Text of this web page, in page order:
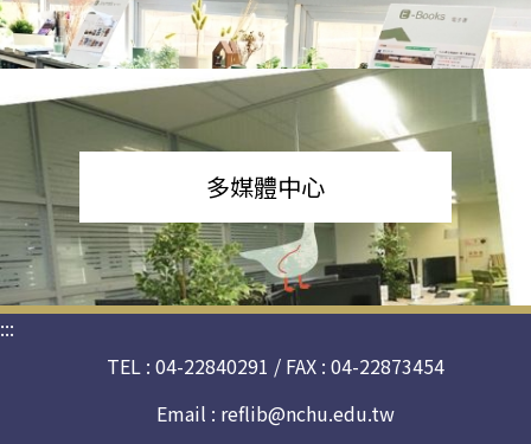
多媒體中心
:::
TEL : 04-22840291 / FAX : 04-22873454
Email : reflib@nchu.edu.tw